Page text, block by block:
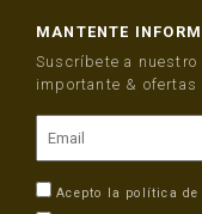
MANTENTE
Suscríbete a
importante & ofertas
Acepto la política de